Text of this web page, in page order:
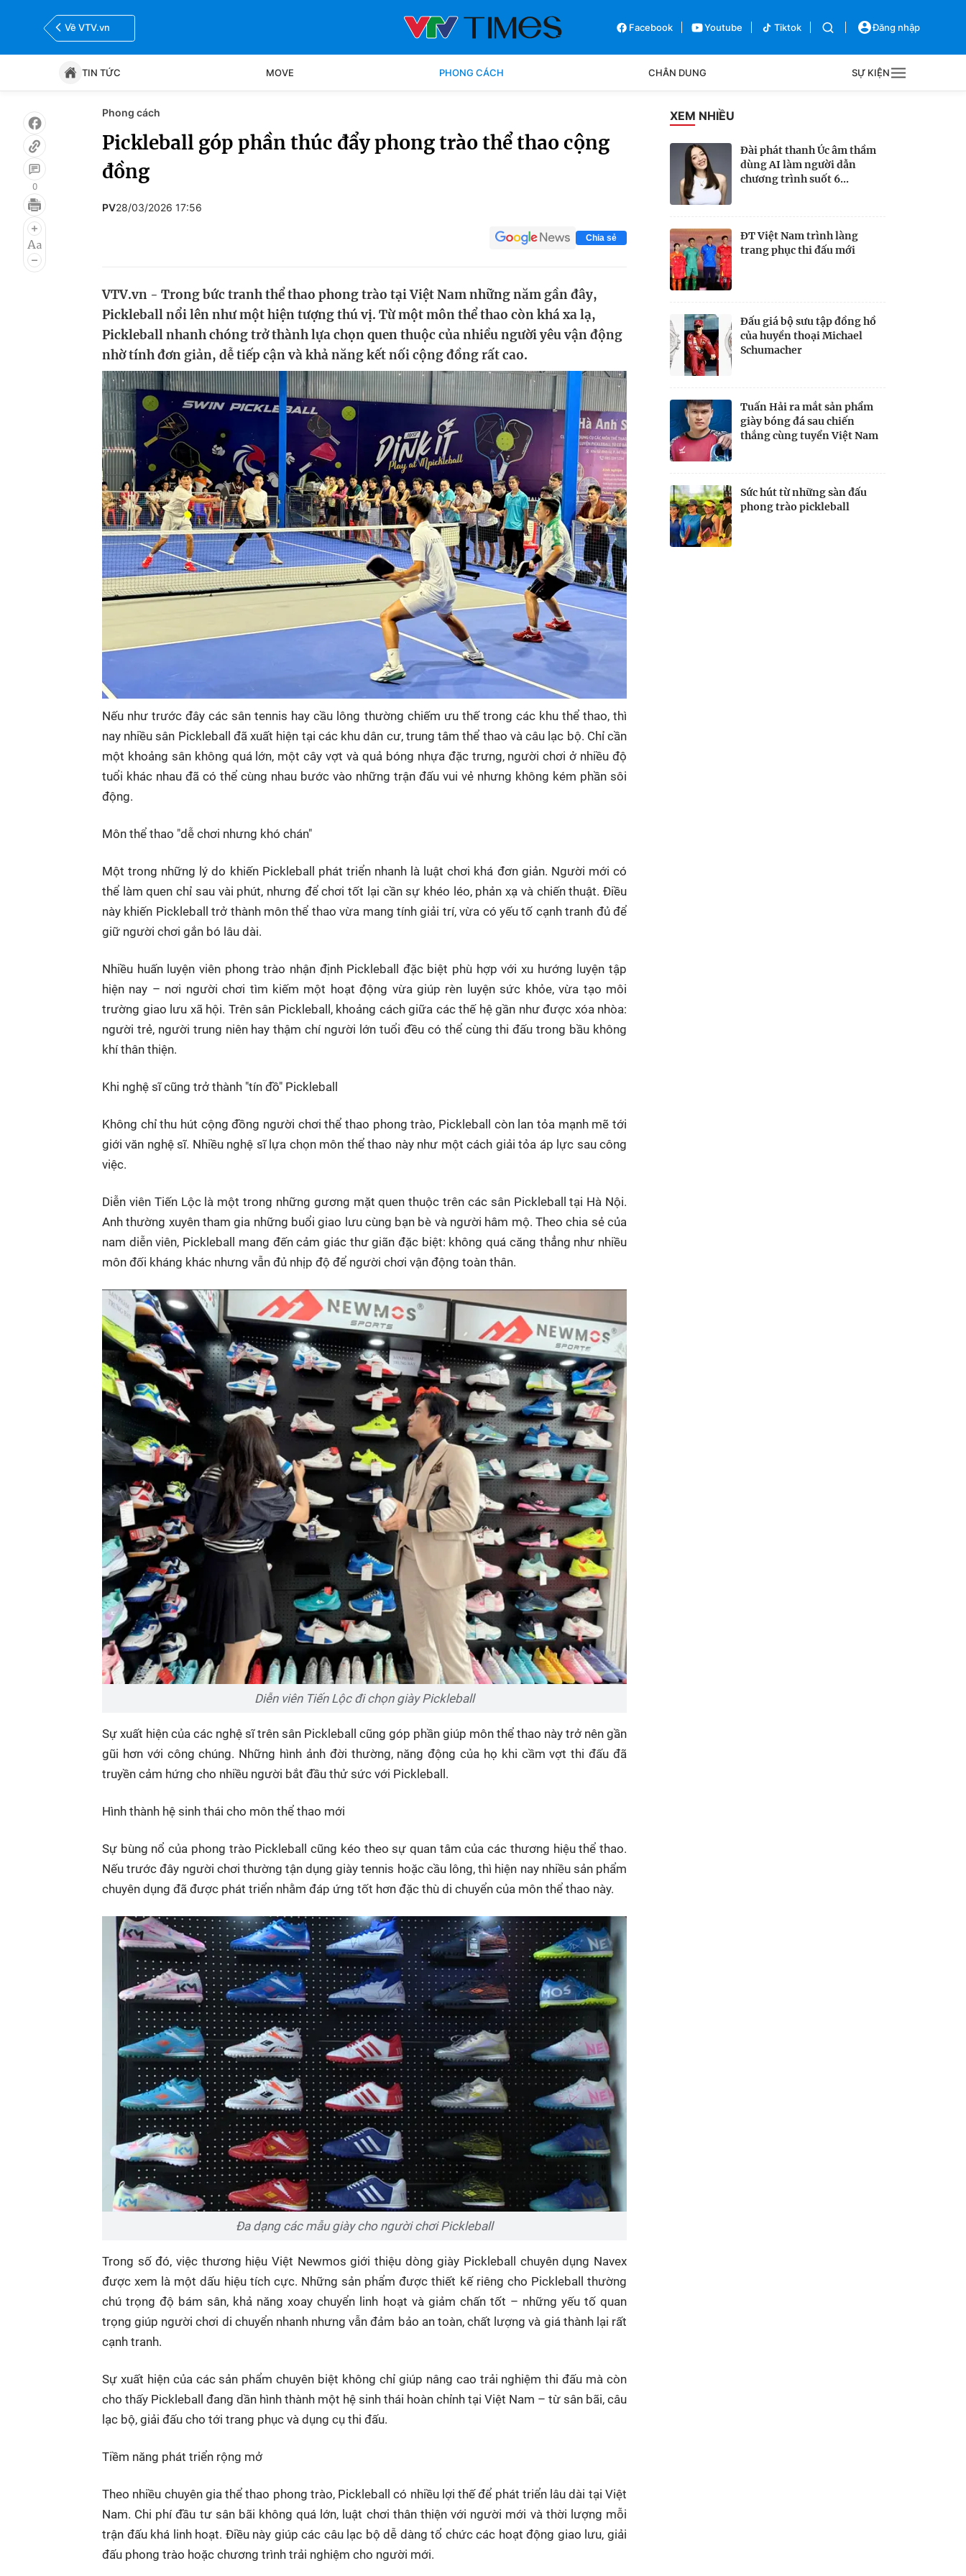
Về VTV.vn Facebook Youtube Tiktok Đăng nhập
TIN TỨC MOVE PHONG CÁCH CHÂN DUNG SỰ KIỆN
Tin tức
Bóng đá Bên lề
0
Phong cách
Pickleball góp phần thúc đẩy phong trào thể thao cộng
đồng
PV28/03/2026 17:56
Chia sẻ
VTV.vn - Trong bức tranh thể thao phong trào tại Việt Nam những năm gần đây,
Pickleball nổi lên như một hiện tượng thú vị. Từ một môn thể thao còn khá xa lạ,
Pickleball nhanh chóng trở thành lựa chọn quen thuộc của nhiều người yêu vận động
nhờ tính đơn giản, dễ tiếp cận và khả năng kết nối cộng đồng rất cao.
Nếu như trước đây các sân tennis hay cầu lông thường chiếm ưu thế trong các khu thể thao, thì
nay nhiều sân Pickleball đã xuất hiện tại các khu dân cư, trung tâm thể thao và câu lạc bộ. Chỉ cần
một khoảng sân không quá lớn, một cây vợt và quả bóng nhựa đặc trưng, người chơi ở nhiều độ
tuổi khác nhau đã có thể cùng nhau bước vào những trận đấu vui vẻ nhưng không kém phần sôi
động.
Môn thể thao "dễ chơi nhưng khó chán"
Một trong những lý do khiến Pickleball phát triển nhanh là luật chơi khá đơn giản. Người mới có
thể làm quen chỉ sau vài phút, nhưng để chơi tốt lại cần sự khéo léo, phản xạ và chiến thuật. Điều
này khiến Pickleball trở thành môn thể thao vừa mang tính giải trí, vừa có yếu tố cạnh tranh đủ để
giữ người chơi gắn bó lâu dài.
Nhiều huấn luyện viên phong trào nhận định Pickleball đặc biệt phù hợp với xu hướng luyện tập
hiện nay – nơi người chơi tìm kiếm một hoạt động vừa giúp rèn luyện sức khỏe, vừa tạo môi
trường giao lưu xã hội. Trên sân Pickleball, khoảng cách giữa các thế hệ gần như được xóa nhòa:
người trẻ, người trung niên hay thậm chí người lớn tuổi đều có thể cùng thi đấu trong bầu không
khí thân thiện.
Khi nghệ sĩ cũng trở thành "tín đồ" Pickleball
Không chỉ thu hút cộng đồng người chơi thể thao phong trào, Pickleball còn lan tỏa mạnh mẽ tới
giới văn nghệ sĩ. Nhiều nghệ sĩ lựa chọn môn thể thao này như một cách giải tỏa áp lực sau công
việc.
Diễn viên Tiến Lộc là một trong những gương mặt quen thuộc trên các sân Pickleball tại Hà Nội.
Anh thường xuyên tham gia những buổi giao lưu cùng bạn bè và người hâm mộ. Theo chia sẻ của
nam diễn viên, Pickleball mang đến cảm giác thư giãn đặc biệt: không quá căng thẳng như nhiều
môn đối kháng khác nhưng vẫn đủ nhịp độ để người chơi vận động toàn thân.
Diễn viên Tiến Lộc đi chọn giày Pickleball
Sự xuất hiện của các nghệ sĩ trên sân Pickleball cũng góp phần giúp môn thể thao này trở nên gần
gũi hơn với công chúng. Những hình ảnh đời thường, năng động của họ khi cầm vợt thi đấu đã
truyền cảm hứng cho nhiều người bắt đầu thử sức với Pickleball.
Hình thành hệ sinh thái cho môn thể thao mới
Sự bùng nổ của phong trào Pickleball cũng kéo theo sự quan tâm của các thương hiệu thể thao.
Nếu trước đây người chơi thường tận dụng giày tennis hoặc cầu lông, thì hiện nay nhiều sản phẩm
chuyên dụng đã được phát triển nhằm đáp ứng tốt hơn đặc thù di chuyển của môn thể thao này.
Đa dạng các mẫu giày cho người chơi Pickleball
Trong số đó, việc thương hiệu Việt Newmos giới thiệu dòng giày Pickleball chuyên dụng Navex
được xem là một dấu hiệu tích cực. Những sản phẩm được thiết kế riêng cho Pickleball thường
chú trọng độ bám sân, khả năng xoay chuyển linh hoạt và giảm chấn tốt – những yếu tố quan
trọng giúp người chơi di chuyển nhanh nhưng vẫn đảm bảo an toàn, chất lượng và giá thành lại rất
cạnh tranh.
Sự xuất hiện của các sản phẩm chuyên biệt không chỉ giúp nâng cao trải nghiệm thi đấu mà còn
cho thấy Pickleball đang dần hình thành một hệ sinh thái hoàn chỉnh tại Việt Nam – từ sân bãi, câu
lạc bộ, giải đấu cho tới trang phục và dụng cụ thi đấu.
Tiềm năng phát triển rộng mở
Theo nhiều chuyên gia thể thao phong trào, Pickleball có nhiều lợi thế để phát triển lâu dài tại Việt
Nam. Chi phí đầu tư sân bãi không quá lớn, luật chơi thân thiện với người mới và thời lượng mỗi
trận đấu khá linh hoạt. Điều này giúp các câu lạc bộ dễ dàng tổ chức các hoạt động giao lưu, giải
đấu phong trào hoặc chương trình trải nghiệm cho người mới.
XEM NHIỀU
Đài phát thanh Úc âm thầm
dùng AI làm người dẫn
chương trình suốt 6...
ĐT Việt Nam trình làng
trang phục thi đấu mới
Đấu giá bộ sưu tập đồng hồ
của huyền thoại Michael
Schumacher
Tuấn Hải ra mắt sản phẩm
giày bóng đá sau chiến
thắng cùng tuyển Việt Nam
Sức hút từ những sàn đấu
phong trào pickleball